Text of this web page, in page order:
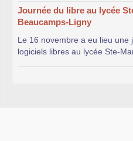
Journée du libre au lycée
Beaucamps-Ligny
Le 16 novembre a eu lieu
logiciels libres au lycée Ste-